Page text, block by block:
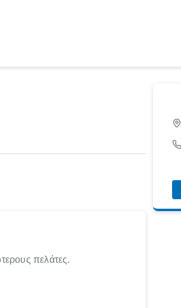
πελάτες.